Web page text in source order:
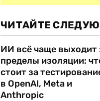
ЧИТАЙТЕ
ИИ всё чаще выходит
пределы изоляции:
стоит за
в OpenAI, Meta и
Anthropic